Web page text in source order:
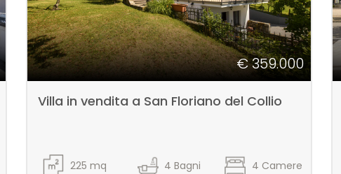
€ 359.000
Villa in vendita a San Floriano del Collio
225 mq 4 Bagni 4 Camere